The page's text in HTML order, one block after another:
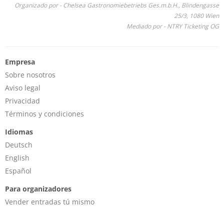
Organizado por - Chelsea Gastronomiebetriebs Ges.m.b.H., Blindengasse
25/3, 1080 Wien
Mediado por - NTRY Ticketing OG
Empresa
Sobre nosotros
Aviso legal
Privacidad
Términos y condiciones
Idiomas
Deutsch
English
Español
Para organizadores
Vender entradas tú mismo